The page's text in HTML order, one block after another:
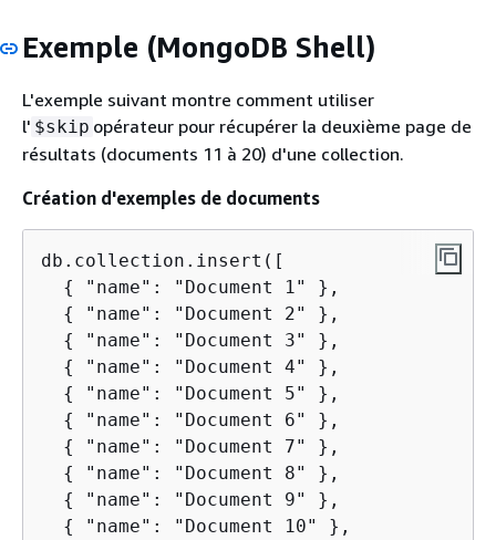
Exemple (MongoDB Shell)
L'exemple suivant montre comment utiliser
l' $skip opérateur pour récupérer la deuxième page de
résultats (documents 11 à 20) d'une collection.
Création d'exemples de documents
db.collection.insert([
{
"name": "Document 1" },
{
"name": "Document 2" },
{
"name": "Document 3" },
{
"name": "Document 4" },
{
"name": "Document 5" },
{
"name": "Document 6" },
{
"name": "Document 7" },
{
"name": "Document 8" },
{
"name": "Document 9" },
{
"name": "Document 10" },